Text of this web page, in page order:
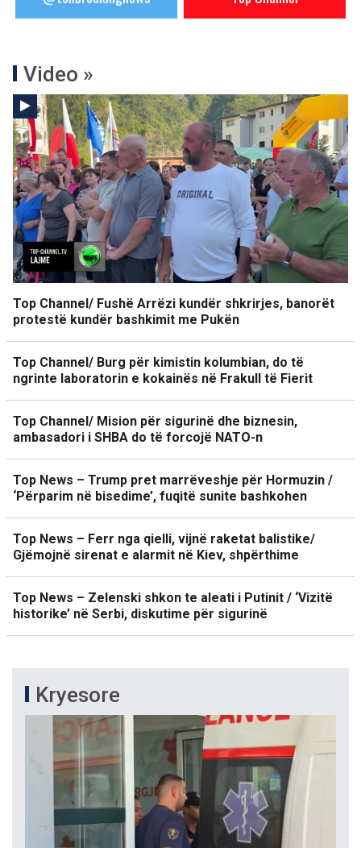
Video »
Top Channel/ Fushë Arrëzi kundër shkrirjes, banorët
protestë kundër bashkimit me Pukën
Top Channel/ Burg për kimistin kolumbian, do të
ngrinte laboratorin e kokainës në Frakull të Fierit
Top Channel/ Mision për sigurinë dhe biznesin,
ambasadori i SHBA do të forcojë NATO-n
Top News – Trump pret marrëveshje për Hormuzin /
‘Përparim në bisedime’, fuqitë sunite bashkohen
Top News – Ferr nga qielli, vijnë raketat balistike/
Gjëmojnë sirenat e alarmit në Kiev, shpërthime
Top News – Zelenski shkon te aleati i Putinit / ‘Vizitë
historike’ në Serbi, diskutime për sigurinë
Kryesore